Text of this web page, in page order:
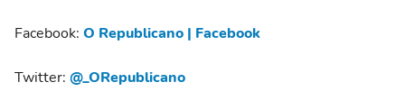
Facebook: O Republicano | Facebook
Twitter: @_ORepublicano